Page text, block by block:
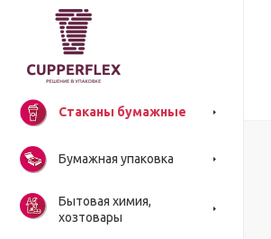
Стаканы бумажные
Бумажная упаковка
Бытовая химия,
хозтовары